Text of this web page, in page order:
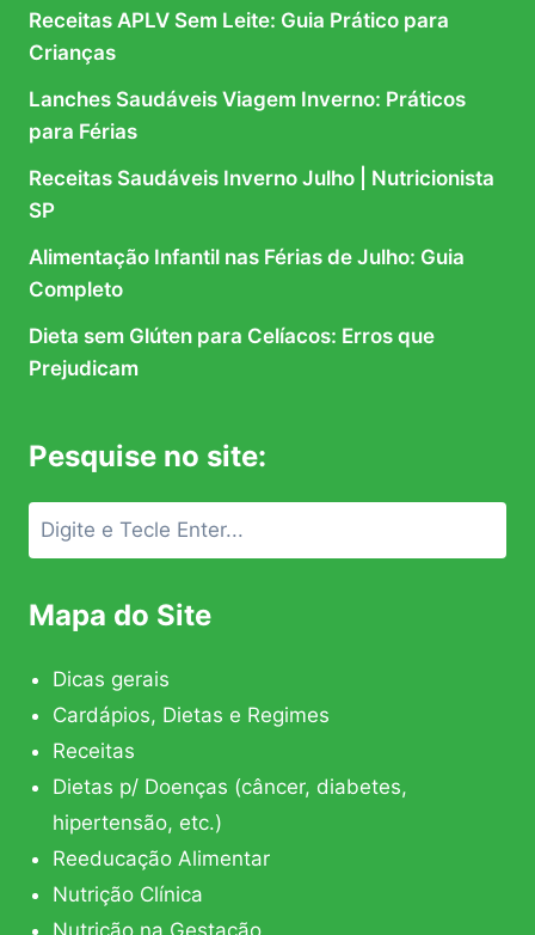
Receitas APLV Sem Leite: Guia Prático para
Crianças
Lanches Saudáveis Viagem Inverno: Práticos
para Férias
Receitas Saudáveis Inverno Julho | Nutricionista
SP
Alimentação Infantil nas Férias de Julho: Guia
Completo
Dieta sem Glúten para Celíacos: Erros que
Prejudicam
Pesquise no site:
Mapa do Site
Dicas gerais
Cardápios, Dietas e Regimes
Receitas
Dietas p/ Doenças (câncer, diabetes,
hipertensão, etc.)
Reeducação Alimentar
Nutrição Clínica
Nutrição na Gestação